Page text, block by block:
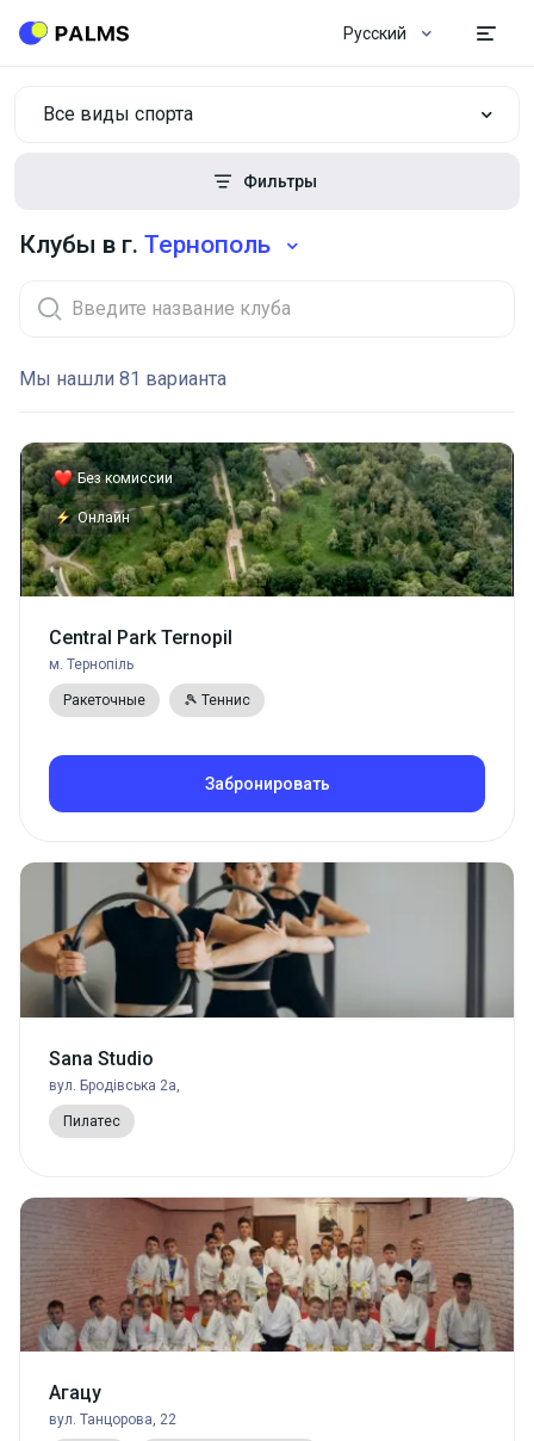
Русский
Все виды спорта
Фильтры
Клубы в г. Тернополь
Мы нашли 81 варианта
Без комиссии
Онлайн
Central Park Ternopil
м. Тернопіль
Ракеточные 🎾 Теннис
Забронировать
Sana Studio
вул. Бродівська 2а,
Пилатес
Агацу
вул. Танцорова, 22